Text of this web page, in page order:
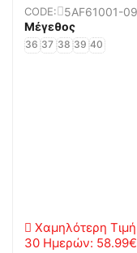
CODE:
5AF61001-
Μέγεθος
36 37 38 39 40
Χαμηλότερη Τιμή
30 Ημερών: 58.99€